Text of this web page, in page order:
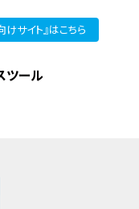
サイト』はこちら
ツール